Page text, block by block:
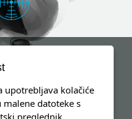
upotrebljava kolačiće
malene datoteke s
preglednik